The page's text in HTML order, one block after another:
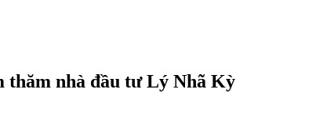
thăm nhà đầu tư Lý Nhã Kỳ